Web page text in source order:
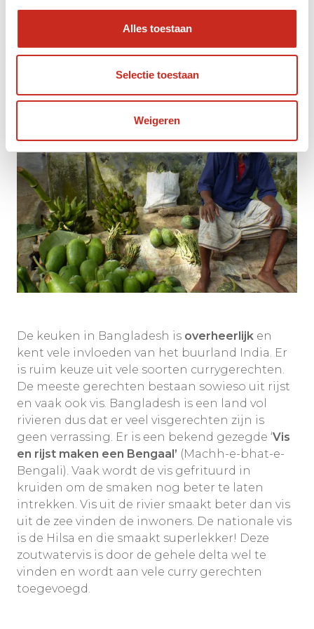
Alles toestaan
Selectie toestaan
Weigeren
Foodies opgelet!
De keuken in Bangladesh is overheerlijk en
kent vele invloeden van het buurland India. Er
is ruim keuze uit vele soorten currygerechten.
De meeste gerechten bestaan sowieso uit rijst
en vaak ook vis. Bangladesh is een land vol
rivieren dus dat er veel visgerechten zijn is
geen verrassing. Er is een bekend gezegde ‘Vis
en rijst maken een Bengaal’ (Machh-e-bhat-e-
Bengali). Vaak wordt de vis gefrituurd in
kruiden om de smaken nog beter te laten
intrekken. Vis uit de rivier smaakt beter dan vis
uit de zee vinden de inwoners. De nationale vis
is de Hilsa en die smaakt superlekker! Deze
zoutwatervis is door de gehele delta wel te
vinden en wordt aan vele curry gerechten
toegevoegd.